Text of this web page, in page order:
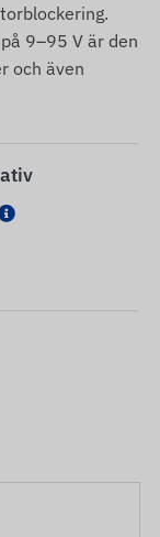
9–95 V är den
och även